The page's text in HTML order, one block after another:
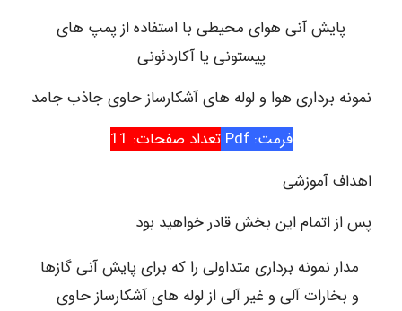
پایش آنی هوای محیطی با استفاده از پمپ های
پیستونی یا آکاردئونی
نمونه برداری هوا و لوله های آشکارساز حاوی جاذب جامد
فرمت: Pdf
تعداد صفحات: 11
اهداف آموزشی
پس از اتمام این بخش قادر خواهید بود
مدار نمونه برداری متداولی را که برای پایش آنی گازها
و بخارات آلی و غیر آلی از لوله های آشکارساز حاوی